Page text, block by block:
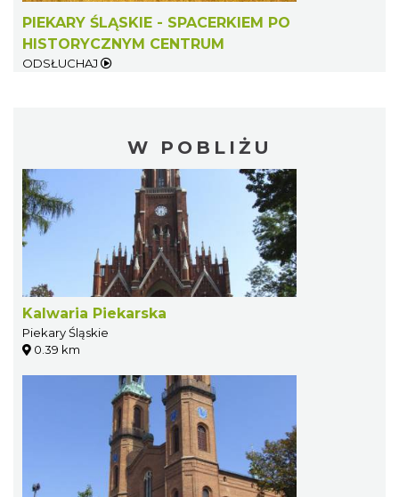
PIEKARY ŚLĄSKIE - SPACERKIEM PO
HISTORYCZNYM CENTRUM
ODSŁUCHAJ
W POBLIŻU
Kalwaria Piekarska
Piekary Śląskie
0.39 km